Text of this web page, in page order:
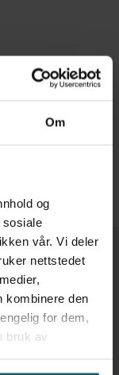
Om
og
sosiale
vår. Vi deler
nettstedet
kombinere den
for dem,
bruk av